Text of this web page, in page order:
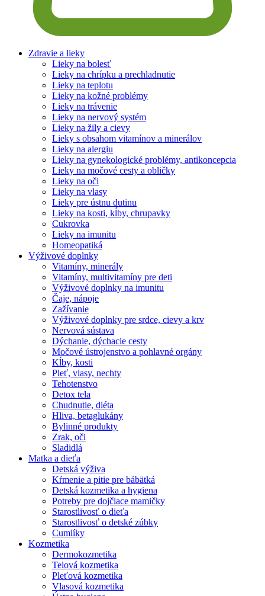
Zdravie a lieky
Lieky na bolesť
Lieky na chrípku a prechladnutie
Lieky na teplotu
Lieky na kožné problémy
Lieky na trávenie
Lieky na nervový systém
Lieky na žily a cievy
Lieky s obsahom vitamínov a minerálov
Lieky na alergiu
Lieky na gynekologické problémy, antikoncepcia
Lieky na močové cesty a obličky
Lieky na oči
Lieky na vlasy
Lieky pre ústnu dutinu
Lieky na kosti, kĺby, chrupavky
Cukrovka
Lieky na imunitu
Homeopatiká
Výživové doplnky
Vitamíny, minerály
Vitamíny, multivitamíny pre deti
Výživové doplnky na imunitu
Čaje, nápoje
Zažívanie
Výživové doplnky pre srdce, cievy a krv
Nervová sústava
Dýchanie, dýchacie cesty
Močové ústrojenstvo a pohlavné orgány
Kĺby, kosti
Pleť, vlasy, nechty
Tehotenstvo
Detox tela
Chudnutie, diéta
Hliva, betaglukány
Bylinné produkty
Zrak, oči
Sladidlá
Matka a dieťa
Detská výživa
Kŕmenie a pitie pre bábätká
Detská kozmetika a hygiena
Potreby pre dojčiace mamičky
Starostlivosť o dieťa
Starostlivosť o detské zúbky
Cumlíky
Kozmetika
Dermokozmetika
Telová kozmetika
Pleťová kozmetika
Vlasová kozmetika